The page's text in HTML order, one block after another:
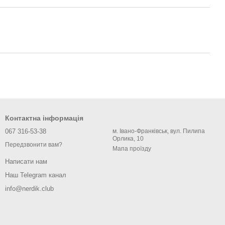
Контактна інформація
067 316-53-38
Передзвонити вам?
Написати нам
Наш Telegram канал
info@nerdik.club
м. Івано-Франківськ, вул. Пилипа
Орлика, 10
Мапа проїзду